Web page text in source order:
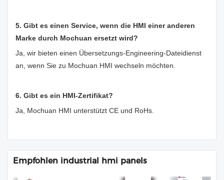
5. Gibt es einen Service, wenn die HMI einer anderen
Marke durch Mochuan ersetzt wird?
Ja, wir bieten einen Übersetzungs-Engineering-Dateidienst
an, wenn Sie zu Mochuan HMI wechseln möchten.
6. Gibt es ein HMI-Zertifikat?
Ja, Mochuan HMI unterstützt CE und RoHs.
Empfohlen industrial hmi panels